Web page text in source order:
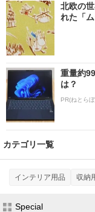
北欧の
れた「
重量約
は？
PR(ねとら
カテゴリ一覧
インテリア用品 収納
Special